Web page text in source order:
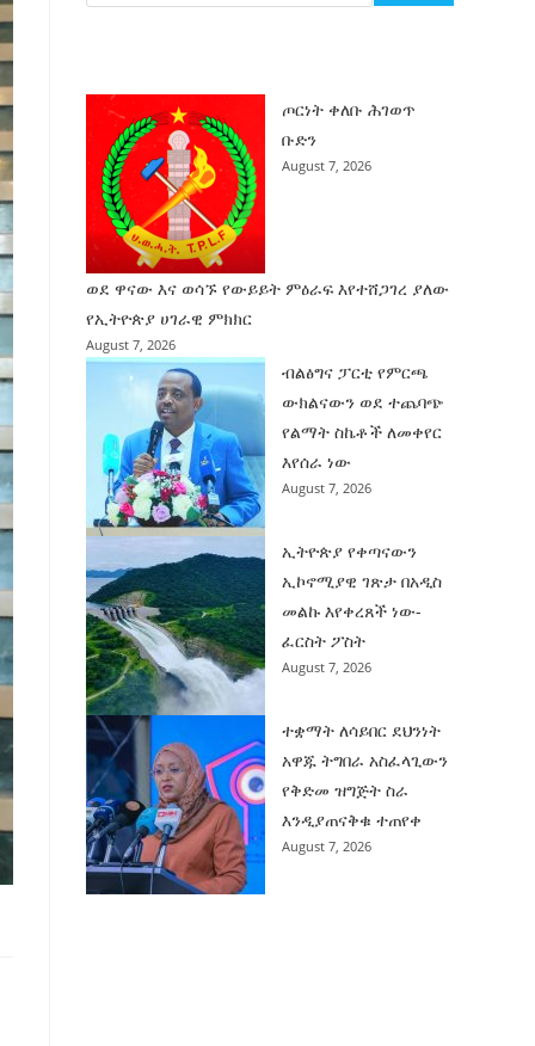
ጦርነት ቀለቡ ሕገወጥ
ቡድን
August 7, 2026
ወደ ዋናው እና ወሳኙ የውይይት ምዕራፍ እየተሸጋገረ ያለው
የኢትዮጵያ ሀገራዊ ምክክር
August 7, 2026
ብልፅግና ፓርቲ የምርጫ
ውክልናውን ወደ ተጨባጭ
የልማት ስኬቶች ለመቀየር
እየሰራ ነው
August 7, 2026
ኢትዮጵያ የቀጣናውን
ኢኮኖሚያዊ ገጽታ በአዲስ
መልኩ እየቀረጸች ነው-
ፈርስት ፖስት
August 7, 2026
ተቋማት ለሳይበር ደህንነት
አዋጁ ትግበራ አስፈላጊውን
የቅድመ ዝግጅት ስራ
እንዲያጠናቅቁ ተጠየቀ
August 7, 2026